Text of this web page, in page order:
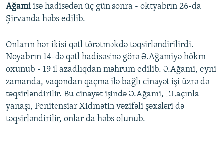
Ağamiisə hadisədən üç gün sonra - oktyabrın 26-da
Şirvanda həbs edilib.
Onların hər ikisi qətl törətməkdə təqsirləndirilirdi.
Noyabrın 14-də qətl hadisəsinə görə Ə.Ağamiyə hökm
oxunub - 19 il azadlıqdan məhrum edilib. Ə.Ağami, eyni
zamanda, vaqondan qaçma ilə bağlı cinayət işi üzrə də
təqsirləndirilir. Bu cinayət işində Ə.Ağami, F.Laçınla
yanaşı, Penitensiar Xidmətin vəzifəli şəxsləri də
təqsirləndirilir, onlar da həbs olunub.